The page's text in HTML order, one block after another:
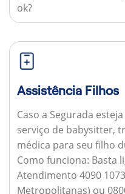
ok?
Assistência Filhos
Caso a Segurada
serviço de babysitter,
médica para seu filho
Como funciona: Basta
Atendimento 4090
Metropolitanas) ou